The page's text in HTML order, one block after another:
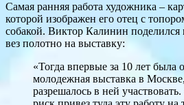
Самая ранняя работа художника –
которой изображен его отец с
собакой. Виктор Калинин поделился
вез полотно на выставку:
«Тогда впервые за 10 лет была
молодежная выставка в
разрешалось в ней